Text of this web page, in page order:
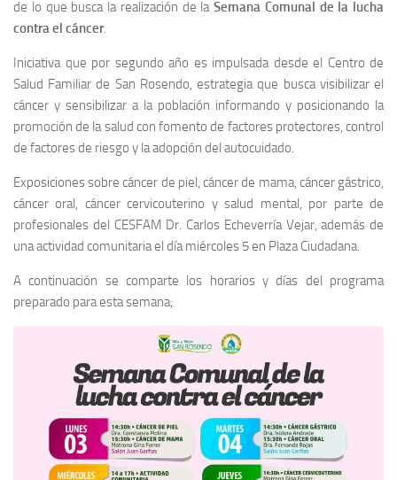
de lo que busca la realización de la Semana Comunal de la lucha
contra el cáncer.
Iniciativa que por segundo año es impulsada desde el Centro de
Salud Familiar de San Rosendo, estrategia que busca visibilizar el
cáncer y sensibilizar a la población informando y posicionando la
promoción de la salud con fomento de factores protectores, control
de factores de riesgo y la adopción del autocuidado.
Exposiciones sobre cáncer de piel, cáncer de mama, cáncer gástrico,
cáncer oral, cáncer cervicouterino y salud mental, por parte de
profesionales del CESFAM Dr. Carlos Echeverría Vejar, además de
una actividad comunitaria el día miércoles 5 en Plaza Ciudadana.
A continuación se comparte los horarios y días del programa
preparado para esta semana;